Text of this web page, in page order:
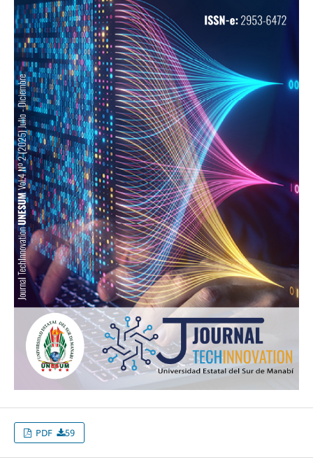
PDF 59